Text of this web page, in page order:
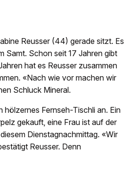
Reusser (44) gerade sitzt. Es
Samt. Schon seit 17 Jahren gibt
hat es Reusser zusammen
«Nach wie vor machen wir
Schluck Mineral.
hölzernes Fernseh-Tischli an. Ein
gekauft, eine Frau ist auf der
Dienstagnachmittag. «Wir
Reusser. Denn